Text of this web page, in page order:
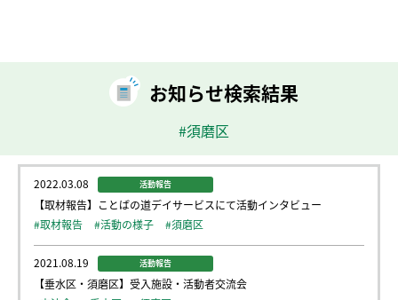
お知らせ検索結果
#須磨区
2022.03.08 活動報告
【取材報告】ことばの道デイサービスにて活動インタビュー
#取材報告
#活動の様子 #須磨区
2021.08.19 活動報告
【垂水区・須磨区】受入施設・活動者交流会